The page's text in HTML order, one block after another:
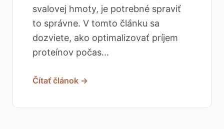
svalovej hmoty, je potrebné spraviť
to správne. V tomto článku sa
dozviete, ako optimalizovať príjem
proteínov počas...
Čítať článok →